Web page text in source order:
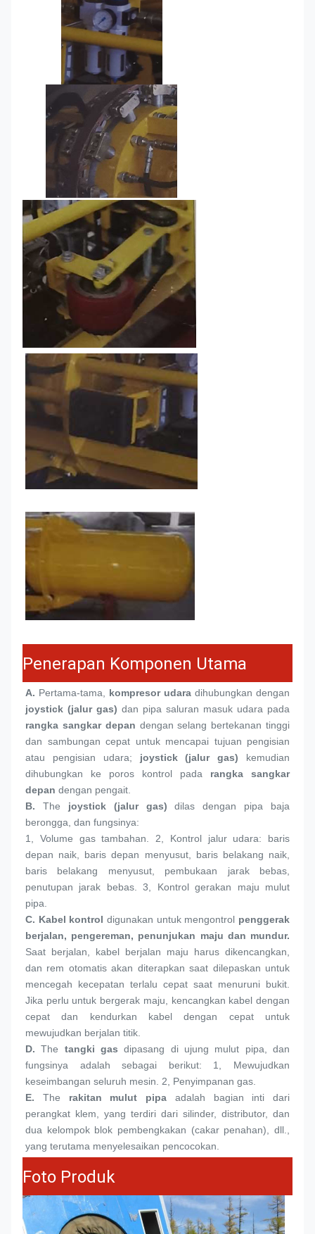
Penerapan Komponen Utama
A. Pertama-tama, kompresor udara
joystick (jalur gas)
rangka sangkar depan dengan selang bertekanan tinggi
dan sambungan cepat untuk mencapai tujuan pengisian
atau pengisian udara; joystick (jalur gas) kemudian
dihubungkan ke poros kontrol pada rangka sangkar
depan dengan pengait.
B. The joystick (jalur gas) dilas dengan pipa baja
berongga, dan fungsinya:
1, Volume gas tambahan. 2, Kontrol jalur udara: baris
depan naik, baris depan menyusut, baris belakang naik,
baris belakang menyusut, pembukaan jarak bebas,
penutupan jarak bebas. 3, Kontrol gerakan maju mulut
pipa.
C. Kabel kontrol digunakan untuk mengontrol penggerak
berjalan, pengereman, penunjukan maju dan mundur.
Saat berjalan, kabel berjalan maju harus dikencangkan,
dan rem otomatis akan diterapkan saat dilepaskan untuk
mencegah kecepatan terlalu cepat saat menuruni bukit.
Jika perlu untuk bergerak maju, kencangkan kabel dengan
cepat dan kendurkan kabel dengan cepat untuk
mewujudkan berjalan titik.
D. The tangki gas dipasang di ujung mulut pipa, dan
fungsinya adalah sebagai berikut: 1, Mewujudkan
keseimbangan seluruh mesin. 2, Penyimpanan gas.
E.
The rakitan mulut pipa adalah bagian inti dari
perangkat klem, yang terdiri dari silinder, distributor, dan
dua kelompok blok pembengkakan (cakar penahan), dll.,
yang terutama menyelesaikan pencocokan.
Foto Produk